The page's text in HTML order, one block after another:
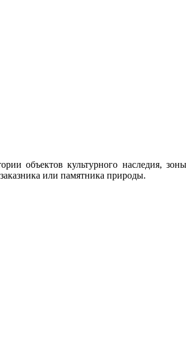
объектов культурного наследия,
или памятника природы.